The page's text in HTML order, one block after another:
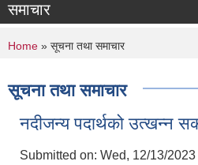
समाचार
You are here
Home » सूचना तथा समाचार
सूचना तथा समाचार
नदीजन्य पदार्थको उत्खन्न
Submitted on: Wed, 12/13/